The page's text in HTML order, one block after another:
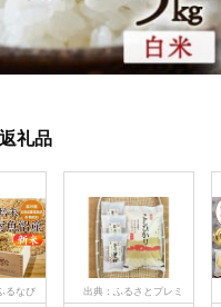
礼品
るなび
出典：ふるさとプレミ